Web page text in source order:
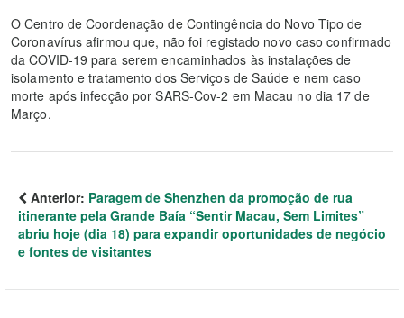
O Centro de Coordenação de Contingência do Novo Tipo de
Coronavírus afirmou que, não foi registado novo caso confirmado
da COVID-19 para serem encaminhados às instalações de
isolamento e tratamento dos Serviços de Saúde e nem caso
morte após infecção por SARS-Cov-2 em Macau no dia 17 de
Março.
Anterior: Paragem de Shenzhen da promoção de rua
itinerante pela Grande Baía “Sentir Macau, Sem Limites”
abriu hoje (dia 18) para expandir oportunidades de negócio
e fontes de visitantes